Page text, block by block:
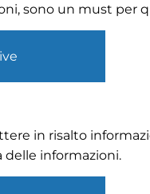
sono un must per
in risalto
delle informazioni.